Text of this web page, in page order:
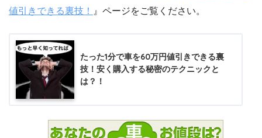
値引きできる裏技！ 』ページをご覧ください。
たった1分で車を60万円値引きできる裏
技！安く購入する秘密のテクニックと
は？！